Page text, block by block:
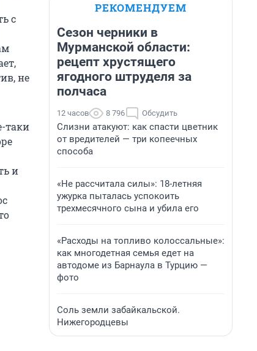
с
не
таки
и
РЕКОМЕНДУЕМ
Сезон черники в
Мурманской области:
рецепт хрустящего
ягодного штруделя за
полчаса
12 часов 8 796 Обсудить
Слизни атакуют: как спасти цветник
от вредителей — три копеечных
способа
«Не рассчитала силы»: 18-летняя
ужурка пыталась успокоить
трехмесячного сына и убила его
«Расходы на топливо колоссальные»:
как многодетная семья едет на
автодоме из Барнаула в Турцию —
фото
Соль земли забайкальской.
Нижегородцевы